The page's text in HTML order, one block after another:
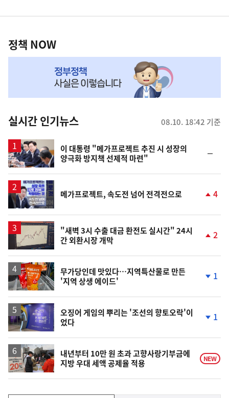
영
책
NOW,
뉴
스
정책 NOW
실시간 인기뉴스 08.10. 18:42 기준
이 대통령 "메가프로젝트 추진 시 성장의
양극화 방지책 선제적 마련"
일
메가프로젝트, 속도전 넘어 전격전으로
계
4
"새벽 3시 수출 대금 환전도 실시간" 24시
간 외환시장 개막
계
2
무가당인데 맛있다…지역특산물로 만든
'지역 상생 에이드'
계
1
오징어 게임의 뿌리는 '조선의 향토오락'이
었다
계
락
1
내년부터 10만 원 초과 고향사랑기부금에
지방 우대 세액 공제율 적용
NEW